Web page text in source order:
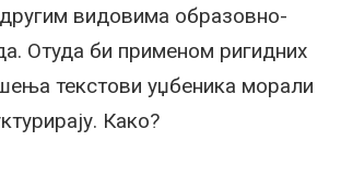
видовима образовно-
Отуда би применом ригидних
текстови уџбеника морали
Како?